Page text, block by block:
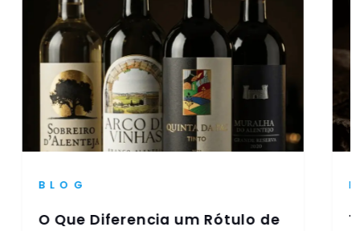
BLOG
O Que Diferencia um Rótulo de